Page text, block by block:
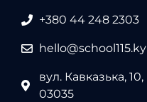
+380 44 248 2303
вул. Кавказька,
03035